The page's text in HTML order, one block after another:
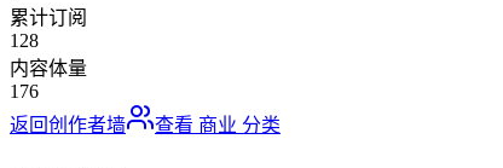
累计订阅
128
内容体量
176
返回创作者墙
查看 商业 分类